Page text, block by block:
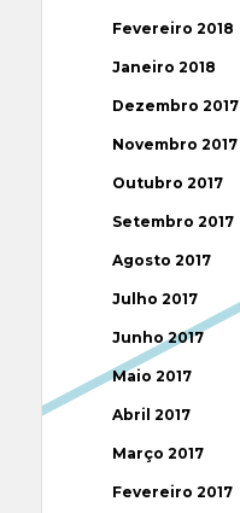
Fevereiro 2018
Janeiro 2018
Dezembro 2017
Novembro 2017
Outubro 2017
Setembro 2017
Agosto 2017
Julho 2017
Junho 2017
Maio 2017
Abril 2017
Março 2017
Fevereiro 2017